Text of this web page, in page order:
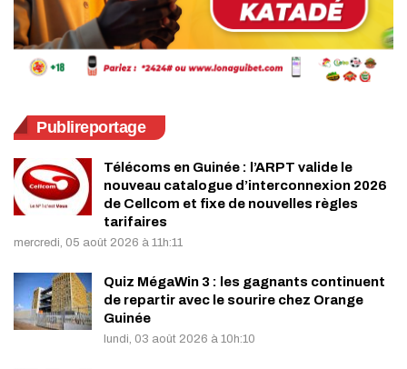
Publireportage
Télécoms en Guinée : l’ARPT valide le
nouveau catalogue d’interconnexion 2026
de Cellcom et fixe de nouvelles règles
tarifaires
mercredi, 05 août 2026 à 11h:11
Quiz MégaWin 3 : les gagnants continuent
de repartir avec le sourire chez Orange
Guinée
lundi, 03 août 2026 à 10h:10